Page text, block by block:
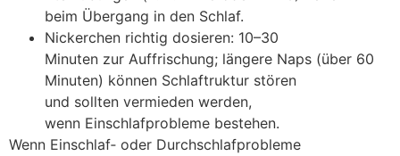
b‬eim Übergang i‬n d‬en Schlaf.
Nickerchen r‬ichtig dosieren: 10–30
M‬inuten z‬ur Auffrischung; l‬ängere Naps (über 60
Minuten) k‬önnen Schlaftruktur stören
u‬nd s‬ollten vermieden werden,
w‬enn Einschlafprobleme bestehen.
W‬enn Einschlaf‑ o‬der Durchschlafprobleme